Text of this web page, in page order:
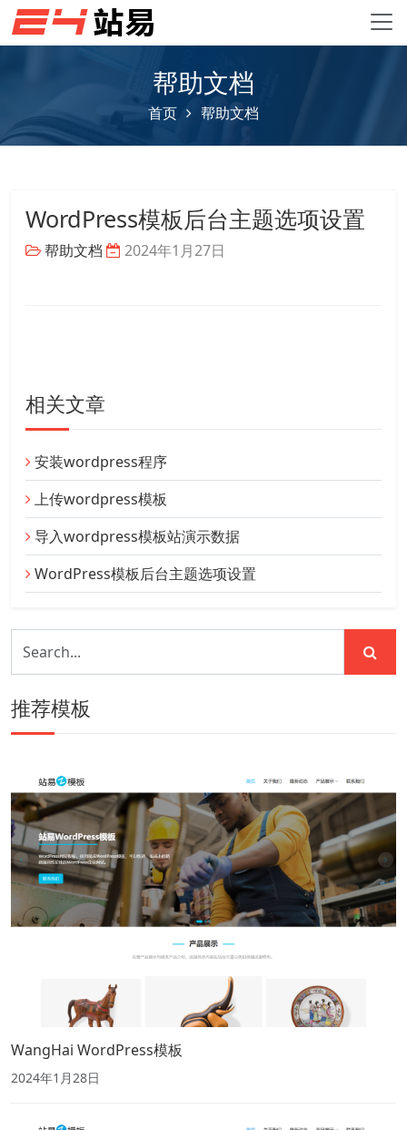
帮助文档
首页 帮助文档
WordPress模板后台主题选项设置
帮助文档 2024年1月27日
相关文章
安装wordpress程序
上传wordpress模板
导入wordpress模板站演示数据
WordPress模板后台主题选项设置
推荐模板
WangHai WordPress模板
2024年1月28日